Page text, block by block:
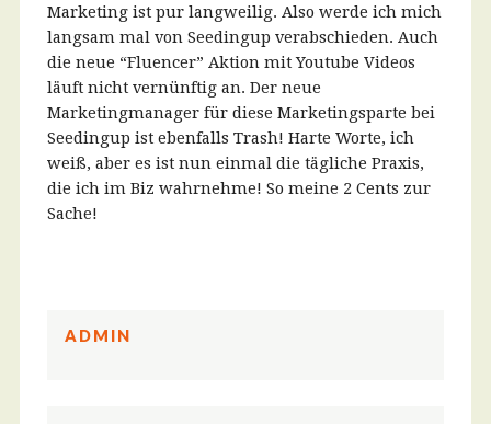
Marketing ist pur langweilig. Also werde ich mich
langsam mal von Seedingup verabschieden. Auch
die neue “Fluencer” Aktion mit Youtube Videos
läuft nicht vernünftig an. Der neue
Marketingmanager für diese Marketingsparte bei
Seedingup ist ebenfalls Trash! Harte Worte, ich
weiß, aber es ist nun einmal die tägliche Praxis,
die ich im Biz wahrnehme! So meine 2 Cents zur
Sache!
ADMIN